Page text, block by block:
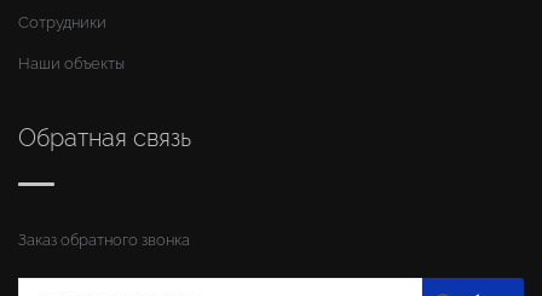
Сотрудники
Наши объекты
Обратная связь
Заказ обратного звонка